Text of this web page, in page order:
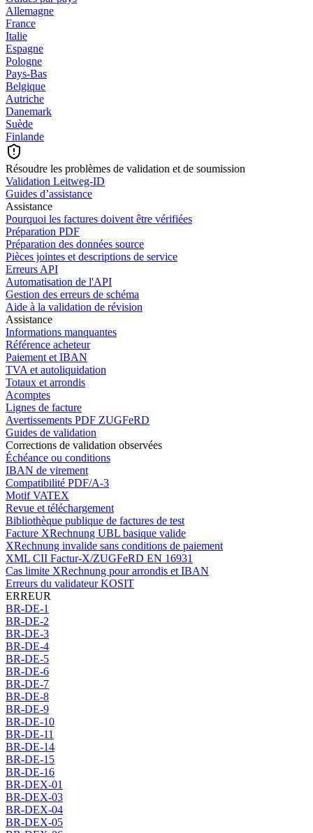
Allemagne
France
Italie
Espagne
Pologne
Pays-Bas
Belgique
Autriche
Danemark
Suède
Finlande
Résoudre les problèmes de validation et de soumission
Validation Leitweg-ID
Guides d’assistance
Assistance
Pourquoi les factures doivent être vérifiées
Préparation PDF
Préparation des données source
Pièces jointes et descriptions de service
Erreurs API
Automatisation de l'API
Gestion des erreurs de schéma
Aide à la validation de révision
Assistance
Informations manquantes
Référence acheteur
Paiement et IBAN
TVA et autoliquidation
Totaux et arrondis
Acomptes
Lignes de facture
Avertissements PDF ZUGFeRD
Guides de validation
Corrections de validation observées
Échéance ou conditions
IBAN de virement
Compatibilité PDF/A-3
Motif VATEX
Revue et téléchargement
Bibliothèque publique de factures de test
Facture XRechnung UBL basique valide
XRechnung invalide sans conditions de paiement
XML CII Factur-X/ZUGFeRD EN 16931
Cas limite XRechnung pour arrondis et IBAN
Erreurs du validateur KOSIT
ERREUR
BR-DE-1
BR-DE-2
BR-DE-3
BR-DE-4
BR-DE-5
BR-DE-6
BR-DE-7
BR-DE-8
BR-DE-9
BR-DE-10
BR-DE-11
BR-DE-14
BR-DE-15
BR-DE-16
BR-DEX-01
BR-DEX-03
BR-DEX-04
BR-DEX-05